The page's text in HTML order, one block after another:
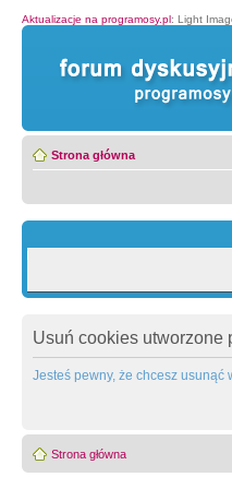
Aktualizacje na programosy.pl: Light
Strona główna
Usuń cookies utworzone
Jesteś pewny, że chcesz usunąć
Strona główna